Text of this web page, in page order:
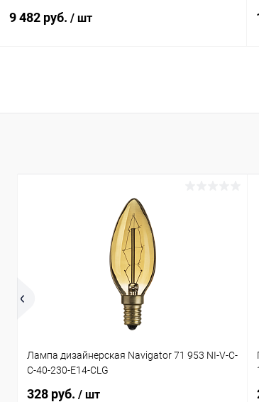
9 482 руб. / шт
Купить в 1 клик Сравнение
Лампа дизайнерская Navigator 71 953 NI-V-C-
C-40-230-E14-CLG
328 руб. / шт